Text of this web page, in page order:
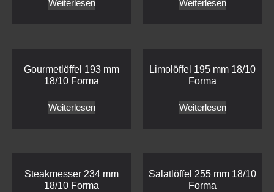
Weiterlesen Weiterlesen
Gourmetlöffel 193 mm
18/10 Forma
Weiterlesen
Limolöffel 195 mm 18/10
Forma
Weiterlesen
Steakmesser 234 mm
18/10 Forma
Salatlöffel 255 mm 18/10
Forma